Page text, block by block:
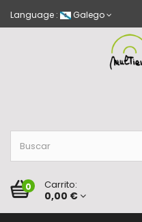
Language : Galego
0 Carrito:
0,00 €